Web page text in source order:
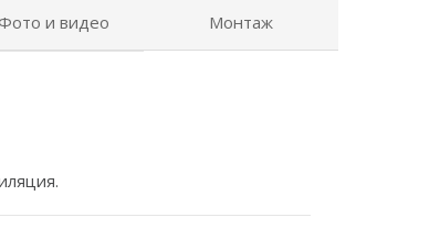
и видео Монтаж